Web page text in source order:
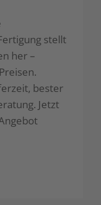
stellt
her –
bester
Jetzt